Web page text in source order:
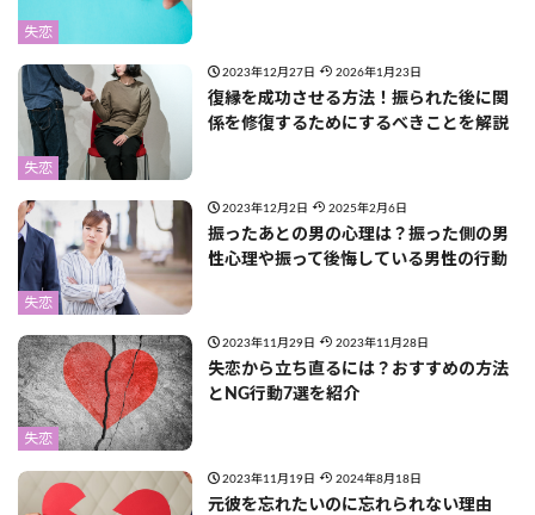
失恋
失恋
2023年12月27日 2026年1月23日
復縁を成功させる方法！振られた後に関
係を修復するためにするべきことを解説
失恋
2023年12月2日 2025年2月6日
振ったあとの男の心理は？振った側の男
性心理や振って後悔している男性の行動
失恋
2023年11月29日 2023年11月28日
失恋から立ち直るには？おすすめの方法
とNG行動7選を紹介
2023年11月19日 2024年8月18日
元彼を忘れたいのに忘れられない理由